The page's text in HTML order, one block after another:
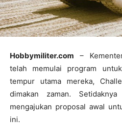
Hobbymiliter.com –
telah memulai program
tempur utama mereka,
dimakan zaman.
mengajukan proposal awal
ini.